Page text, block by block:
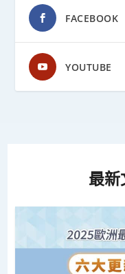
FACEBOOK
YOUTUBE
最